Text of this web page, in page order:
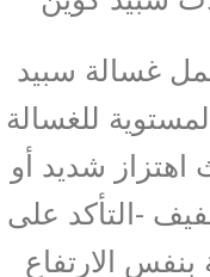
غسالة سبيد
للغسالة
شديد أو
-التأكد على
بنفس الارتفاع